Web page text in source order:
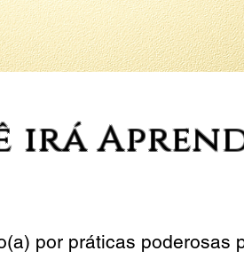
irá
por práticas poderosas